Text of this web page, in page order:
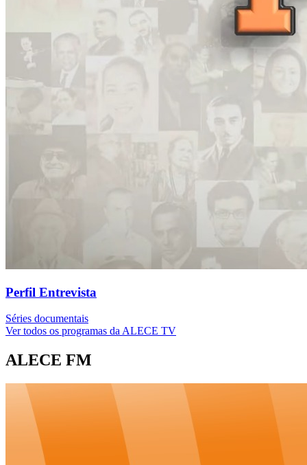
Perfil Entrevista
Séries documentais
Ver todos os programas da ALECE TV
ALECE FM